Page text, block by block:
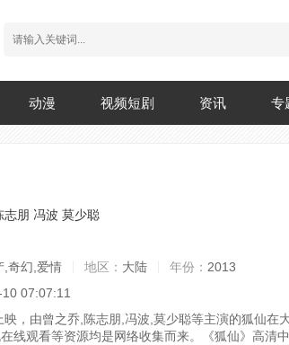
动漫 视频短剧 资讯 专
志朋 冯波 莫少聪
,奇幻,爱情 地区： 大陆 年份： 2013
07:07:11
映，由曾之乔,陈志朋,冯波,莫少聪等主演的狐仙在
线观看等资源均是网络收集而来。《狐仙》高清